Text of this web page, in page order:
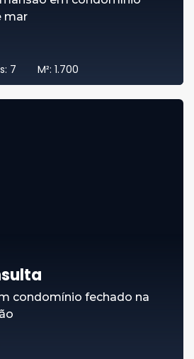
mar
7 M²: 1.700
condomínio fechado na